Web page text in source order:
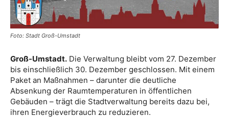
Foto: Stadt Groß-Umstadt
Groß-Umstadt. Die Verwaltung bleibt vom 27. Dezember
bis einschließlich 30. Dezember geschlossen. Mit einem
Paket an Maßnahmen – darunter die deutliche
Absenkung der Raumtemperaturen in öffentlichen
Gebäuden – trägt die Stadtverwaltung bereits dazu bei,
ihren Energieverbrauch zu reduzieren.